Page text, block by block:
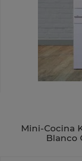
Mini-Cocina
Blanco